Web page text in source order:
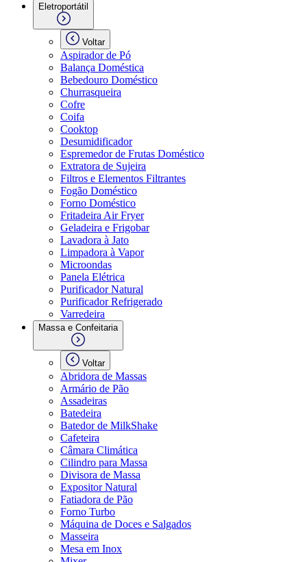
Eletroportátil
Voltar
Aspirador de Pó
Balança Doméstica
Bebedouro Doméstico
Churrasqueira
Cofre
Coifa
Cooktop
Desumidificador
Espremedor de Frutas Doméstico
Extratora de Sujeira
Filtros e Elementos Filtrantes
Fogão Doméstico
Forno Doméstico
Fritadeira Air Fryer
Geladeira e Frigobar
Lavadora à Jato
Limpadora à Vapor
Microondas
Panela Elétrica
Purificador Natural
Purificador Refrigerado
Varredeira
Massa e Confeitaria
Voltar
Abridora de Massas
Armário de Pão
Assadeiras
Batedeira
Batedor de MilkShake
Cafeteira
Câmara Climática
Cilindro para Massa
Divisora de Massa
Expositor Natural
Fatiadora de Pão
Forno Turbo
Máquina de Doces e Salgados
Masseira
Mesa em Inox